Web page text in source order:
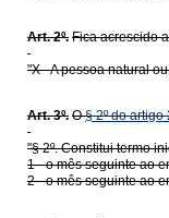
Art. 2º. Fica acrescido
"X - A pessoa natural
Art. 3º. O§ 2º do
"§ 2º. Constitui termo
1 - o mês seguinte ao
2 - o mês seguinte ao